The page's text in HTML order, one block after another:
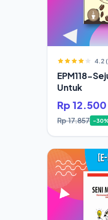
4.2
EPM118-
Untuk
Rp 12.500
Rp 17.857 -